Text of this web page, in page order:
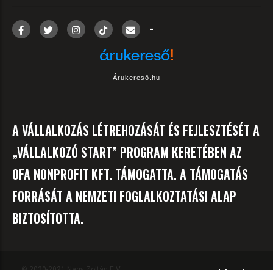
-
Árukereső.hu
A VÁLLALKOZÁS LÉTREHOZÁSÁT ÉS FEJLESZTÉSÉT A
„VÁLLALKOZÓ START” PROGRAM KERETÉBEN AZ
OFA NONPROFIT KFT. TÁMOGATTA. A TÁMOGATÁS
FORRÁSÁT A NEMZETI FOGLALKOZTATÁSI ALAP
BIZTOSÍTOTTA.